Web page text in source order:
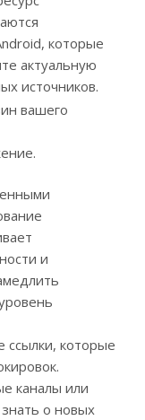
которые
актуальную
источников.
вашего
и
ссылки, которые
каналы или
о новых